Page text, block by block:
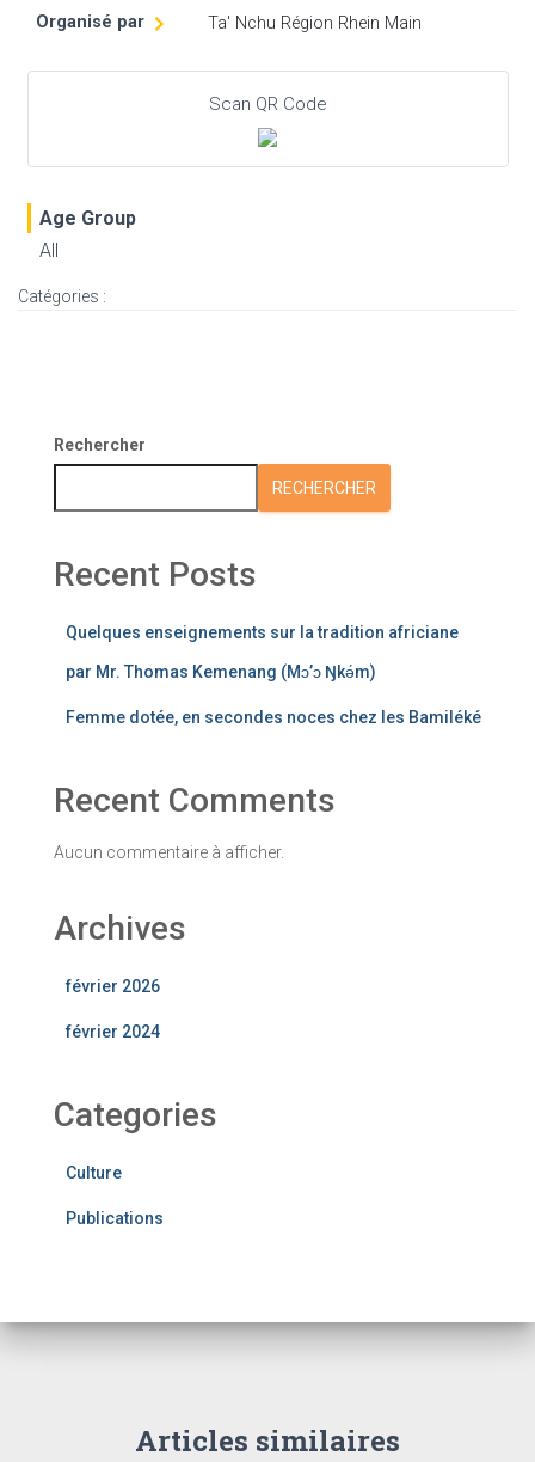
Organisé par Ta' Nchu Région Rhein Main
Scan QR Code
Age Group
All
Catégories :
Rechercher
RECHERCHER
Recent Posts
Quelques enseignements sur la tradition africiane
par Mr. Thomas Kemenang (Mɔ’ɔ Ŋkǝ́m)
Femme dotée, en secondes noces chez les Bamiléké
Recent Comments
Aucun commentaire à afficher.
Archives
février 2026
février 2024
Categories
Culture
Publications
Articles similaires